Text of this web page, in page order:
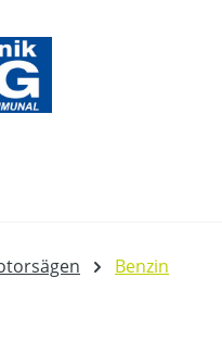
Benzin